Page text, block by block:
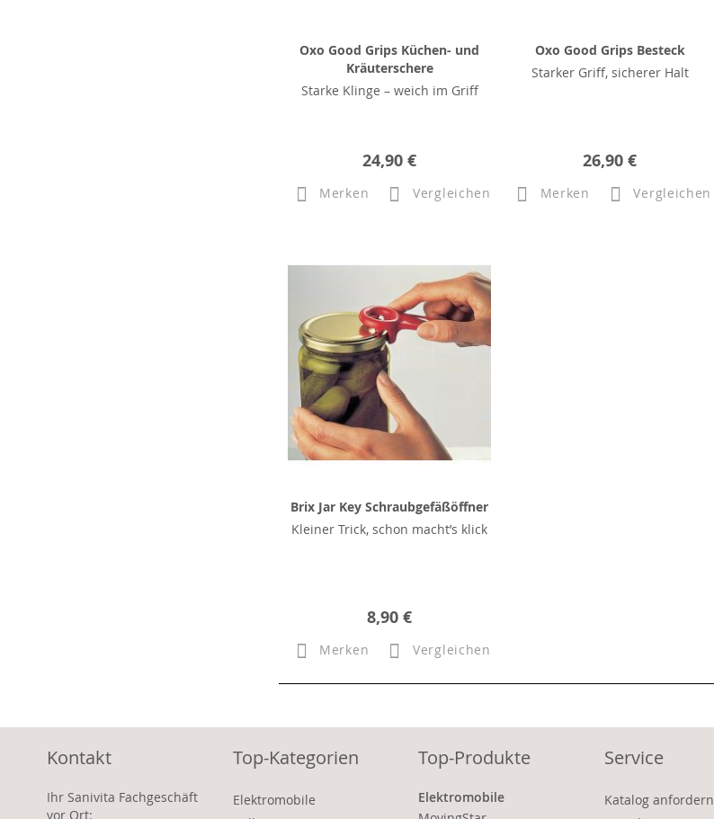
Oxo Good Grips Küchen- und
Kräuterschere
Starke Klinge – weich im Griff
24,90 €
Merken Vergleichen
Oxo Good Grips Besteck
Starker Griff, sicherer Halt
26,90 €
Merken Vergleichen
Brix Jar Key Schraubgefäßöffner
Kleiner Trick, schon macht’s klick
8,90 €
Merken Vergleichen
Kontakt
Ihr Sanivita Fachgeschäft
vor Ort:
Top-Kategorien
Elektromobile
Top-Produkte
Elektromobile
Service
Katalog anfordern